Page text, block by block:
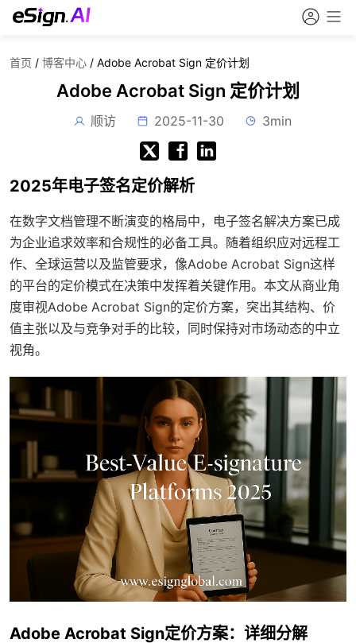
首页 / 博客中心 / Adobe Acrobat Sign 定价计划
Adobe Acrobat Sign 定价计划
顺访 2025-11-30 3min
2025年电子签名定价解析
在数字文档管理不断演变的格局中，电子签名解决方案已成
为企业追求效率和合规性的必备工具。随着组织应对远程工
作、全球运营以及监管要求，像Adobe Acrobat Sign这样
的平台的定价模式在决策中发挥着关键作用。本文从商业角
度审视Adobe Acrobat Sign的定价方案，突出其结构、价
值主张以及与竞争对手的比较，同时保持对市场动态的中立
视角。
Adobe Acrobat Sign定价方案：详细分解